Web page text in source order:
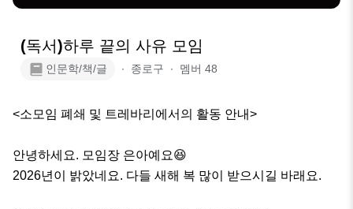
(독서)하루 끝의 사유 모임
인문학/책/글 ∙ 종로구 ∙ 멤버 48
<소모임 폐쇄 및 트레바리에서의 활동 안내>
안녕하세요. 모임장 은아예요😆
2026년이 밝았네요. 다들 새해 복 많이 받으시길 바래요.